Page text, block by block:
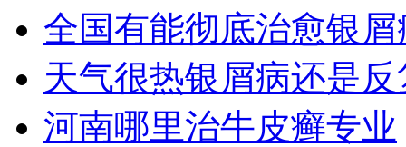
全国有能彻底治愈银
天气很热银屑病还是反
河南哪里治牛皮癣专业